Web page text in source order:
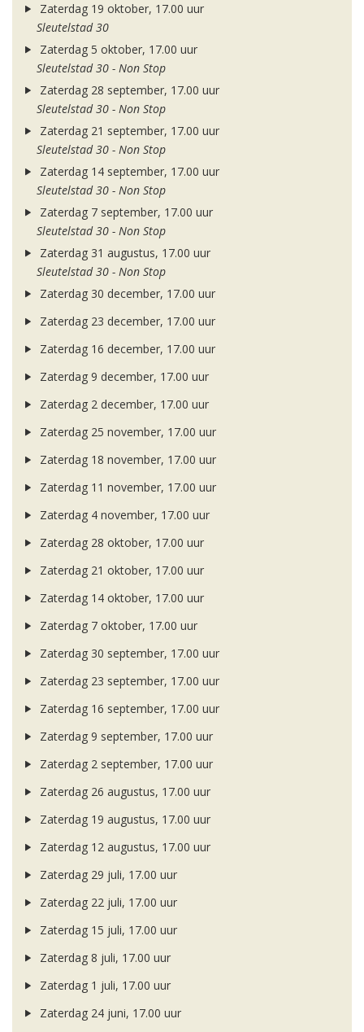
Zaterdag 19 oktober, 17.00 uur
Sleutelstad 30
Zaterdag 5 oktober, 17.00 uur
Sleutelstad 30 - Non Stop
Zaterdag 28 september, 17.00 uur
Sleutelstad 30 - Non Stop
Zaterdag 21 september, 17.00 uur
Sleutelstad 30 - Non Stop
Zaterdag 14 september, 17.00 uur
Sleutelstad 30 - Non Stop
Zaterdag 7 september, 17.00 uur
Sleutelstad 30 - Non Stop
Zaterdag 31 augustus, 17.00 uur
Sleutelstad 30 - Non Stop
Zaterdag 30 december, 17.00 uur
Zaterdag 23 december, 17.00 uur
Zaterdag 16 december, 17.00 uur
Zaterdag 9 december, 17.00 uur
Zaterdag 2 december, 17.00 uur
Zaterdag 25 november, 17.00 uur
Zaterdag 18 november, 17.00 uur
Zaterdag 11 november, 17.00 uur
Zaterdag 4 november, 17.00 uur
Zaterdag 28 oktober, 17.00 uur
Zaterdag 21 oktober, 17.00 uur
Zaterdag 14 oktober, 17.00 uur
Zaterdag 7 oktober, 17.00 uur
Zaterdag 30 september, 17.00 uur
Zaterdag 23 september, 17.00 uur
Zaterdag 16 september, 17.00 uur
Zaterdag 9 september, 17.00 uur
Zaterdag 2 september, 17.00 uur
Zaterdag 26 augustus, 17.00 uur
Zaterdag 19 augustus, 17.00 uur
Zaterdag 12 augustus, 17.00 uur
Zaterdag 29 juli, 17.00 uur
Zaterdag 22 juli, 17.00 uur
Zaterdag 15 juli, 17.00 uur
Zaterdag 8 juli, 17.00 uur
Zaterdag 1 juli, 17.00 uur
Zaterdag 24 juni, 17.00 uur